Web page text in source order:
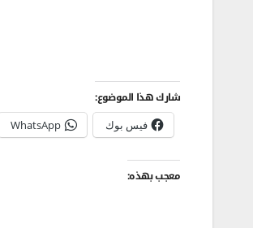
شارك هذا الموضوع:
فيس بوك WhatsApp
معجب بهذه: